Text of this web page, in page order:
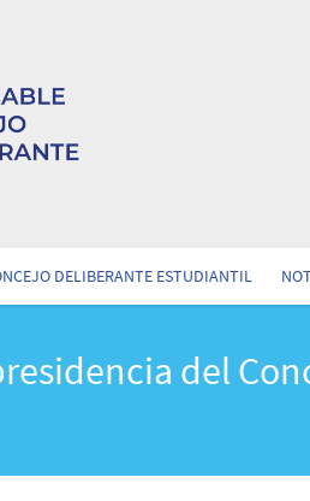
DELIBERANTE ESTUDIANTIL
del